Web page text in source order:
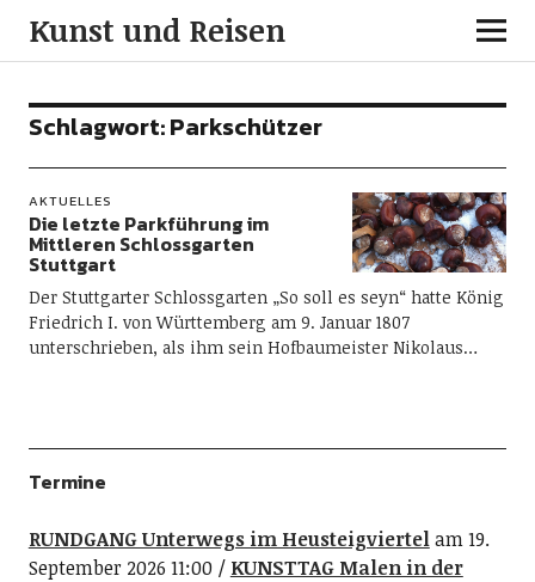
Kunst und Reisen
Schlagwort:Parkschützer
AKTUELLES
Die letzte Parkführung im
Mittleren Schlossgarten
Stuttgart
Der Stuttgarter Schlossgarten „So soll es seyn“ hatte König
Friedrich I. von Württemberg am 9. Januar 1807
unterschrieben, als ihm sein Hofbaumeister Nikolaus…
Termine
RUNDGANG Unterwegs im Heusteigviertelam 19.
September 2026 11:00
KUNSTTAG Malen in der